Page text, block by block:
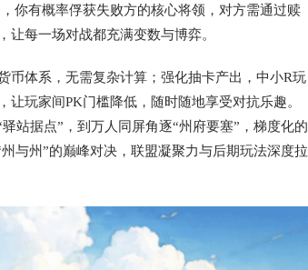
你有概率俘获失败方的核心将领，对方需通过赎
让每一场对战都充满变数与博弈。
币体系，无需复杂计算；强化抽卡产出，中小R玩
玩家间PK门槛降低，随时随地享受对抗乐趣。
站据点”，到万人同屏角逐“州府要塞”，梯度化的
与州”的巅峰对决，联盟凝聚力与后期玩法深度拉